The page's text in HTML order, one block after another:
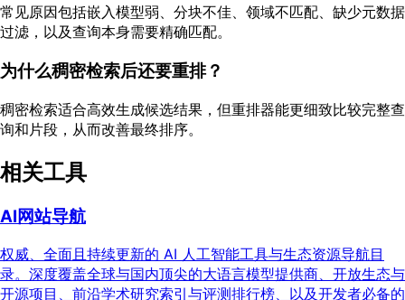
常见原因包括嵌入模型弱、分块不佳、领域不匹配、缺少元数据
过滤，以及查询本身需要精确匹配。
为什么稠密检索后还要重排？
稠密检索适合高效生成候选结果，但重排器能更细致比较完整查
询和片段，从而改善最终排序。
相关工具
AI网站导航
权威、全面且持续更新的 AI 人工智能工具与生态资源导航目
录。深度覆盖全球与国内顶尖的大语言模型提供商、开放生态与
开源项目、前沿学术研究索引与评测排行榜、以及开发者必备的